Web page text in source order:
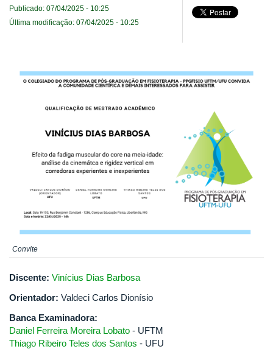
Publicado: 07/04/2025 - 10:25
Última modificação: 07/04/2025 - 10:25
Convite
Discente: Vinícius Dias Barbosa
Orientador: Valdeci Carlos Dionísio
Banca Examinadora:
Daniel Ferreira Moreira Lobato - UFTM
Thiago Ribeiro Teles dos Santos - UFU